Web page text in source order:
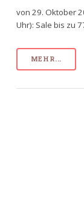
von 29. Oktober
Uhr): Sale bis zu
MEHR...